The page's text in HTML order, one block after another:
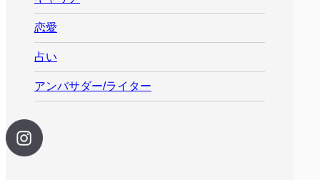
恋愛
占い
アンバサダー/ライター